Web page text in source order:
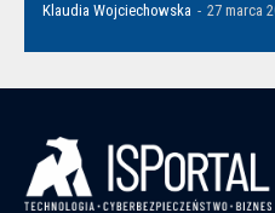
Klaudia Wojciechowska - 27 marca